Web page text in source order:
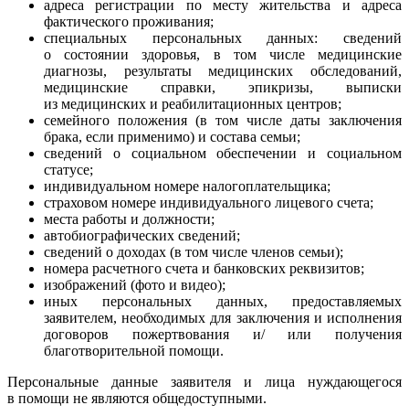
адреса регистрации по месту жительства и адреса
фактического проживания;
специальных персональных данных: сведений
о состоянии здоровья, в том числе медицинские
диагнозы, результаты медицинских обследований,
медицинские справки, эпикризы, выписки
из медицинских и реабилитационных центров;
семейного положения (в том числе даты заключения
брака, если применимо) и состава семьи;
сведений о социальном обеспечении и социальном
статусе;
индивидуальном номере налогоплательщика;
страховом номере индивидуального лицевого счета;
места работы и должности;
автобиографических сведений;
сведений о доходах (в том числе членов семьи);
номера расчетного счета и банковских реквизитов;
изображений (фото и видео);
иных персональных данных, предоставляемых
заявителем, необходимых для заключения и исполнения
договоров пожертвования и/ или получения
благотворительной помощи.
Персональные данные заявителя и лица нуждающегося
в помощи не являются общедоступными.